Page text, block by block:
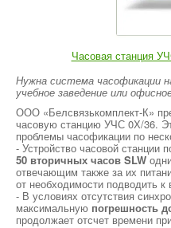
Часовая станция
Нужна система часофикации
учебное заведение или
ООО «Белсвязькомплект-К»
часовую станцию УЧС 0Х/36.
проблемы часофикации по
- Устройство часовой станции
50 вторичных часов SLW
отвечающим также за их
от необходимости подводить
- В условиях отсутствия
максимальную погрешность
продолжает отсчет времени